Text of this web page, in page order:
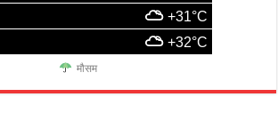
+31°C
+32°C
मौसम